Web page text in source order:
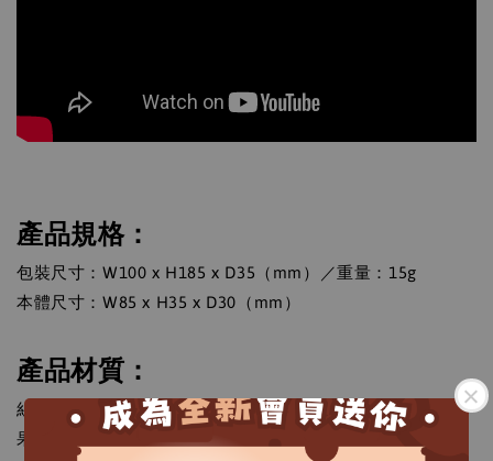
產品規格：
包裝尺寸：W100 x H185 x D35（mm）／重量：15g
本體尺寸：W85 x H35 x D30（mm）
產品材質：
絲瓜絡／繩：棉／貓用木天蓼粉末：木天蓼果實（加入蟲癭
果）